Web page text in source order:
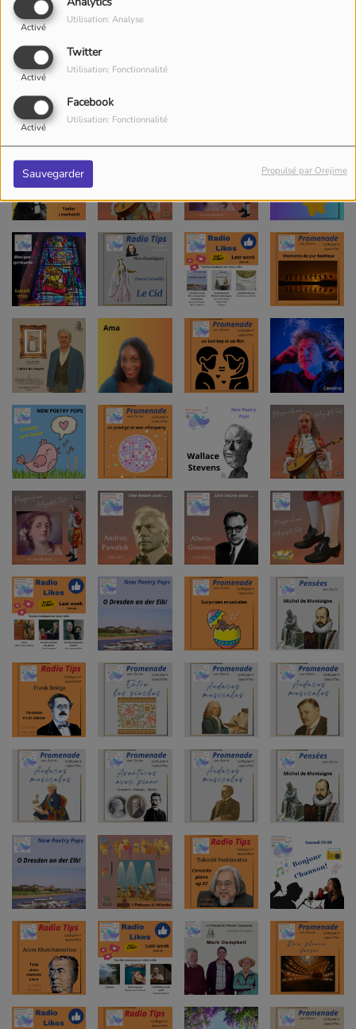
Activé
Utilisation: Analyse
Twitter
Activé
Utilisation: Fonctionnalité
Facebook
Activé
Utilisation: Fonctionnalité
Sauvegarder Propulsé par Orejime